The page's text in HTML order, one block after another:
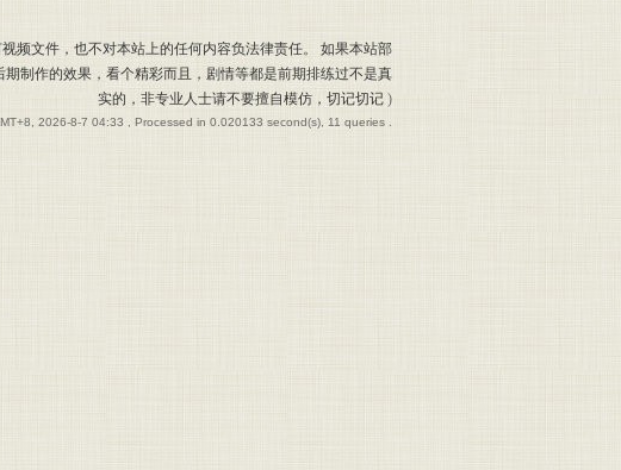
频文件，也不对本站上的任何内容负法律责任。 如果本站部
制作的效果，看个精彩而且，剧情等都是前期排练过不是真
实的，非专业人士请不要擅自模仿，切记切记 )
2026-8-7 04:33 , Processed in 0.020133 second(s), 11 queries .